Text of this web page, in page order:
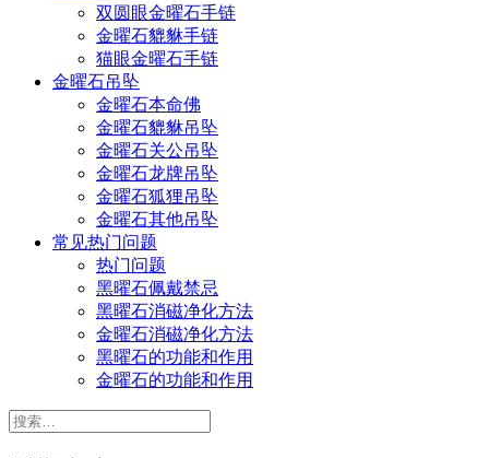
双圆眼金曜石手链
金曜石貔貅手链
猫眼金曜石手链
金曜石吊坠
金曜石本命佛
金曜石貔貅吊坠
金曜石关公吊坠
金曜石龙牌吊坠
金曜石狐狸吊坠
金曜石其他吊坠
常见热门问题
热门问题
黑曜石佩戴禁忌
黑曜石消磁净化方法
金曜石消磁净化方法
黑曜石的功能和作用
金曜石的功能和作用
搜